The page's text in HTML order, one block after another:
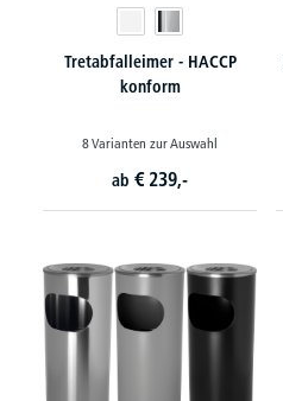
Tretabfalleimer - HACCP
konform
8 Varianten zur Auswahl
ab € 239,-